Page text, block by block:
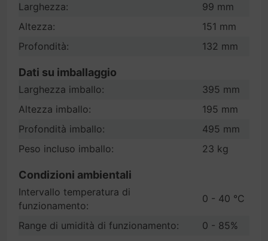
Larghezza:
99 mm
Altezza:
151 mm
Profondità:
132 mm
Dati su imballaggio
Larghezza imballo:
395 mm
Altezza imballo:
195 mm
Profondità imballo:
495 mm
Peso incluso imballo:
23 kg
Condizioni ambientali
Intervallo temperatura di
funzionamento:
0 - 40 °C
Range di umidità di funzionamento: 0 - 85%